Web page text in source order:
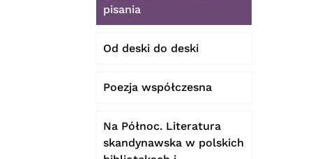
pisania
Od deski do deski
Poezja współczesna
Na Północ. Literatura
skandynawska w polskich